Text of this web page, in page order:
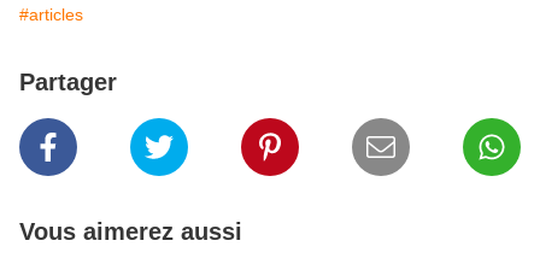
#articles
Partager
Vous aimerez aussi